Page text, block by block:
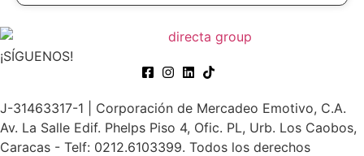
¡SÍGUENOS!
J-31463317-1 | Corporación de Mercadeo Emotivo, C.A.
Av. La Salle Edif. Phelps Piso 4, Ofic. PL, Urb. Los Caobos,
Caracas - Telf: 0212.6103399. Todos los derechos